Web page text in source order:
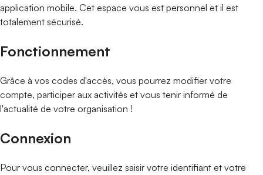
application mobile. Cet espace vous est personnel et il est
totalement sécurisé.
Fonctionnement
Grâce à vos codes d'accès, vous pourrez modifier votre
compte, participer aux activités et vous tenir informé de
l'actualité de votre organisation !
Connexion
Pour vous connecter, veuillez saisir votre identifiant et votre